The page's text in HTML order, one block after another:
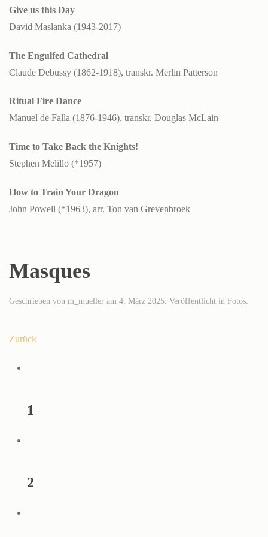
Give us this Day
David Maslanka (1943-2017)
The Engulfed Cathedral
Claude Debussy (1862-1918), transkr. Merlin Patterson
Ritual Fire Dance
Manuel de Falla (1876-1946), transkr. Douglas McLain
Time to Take Back the Knights!
Stephen Melillo (*1957)
How to Train Your Dragon
John Powell (*1963), arr. Ton van Grevenbroek
Masques
Geschrieben von m_mueller am 4. März 2025. Veröffentlicht in Fotos.
Zurück
1
2